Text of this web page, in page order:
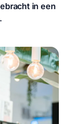
in een